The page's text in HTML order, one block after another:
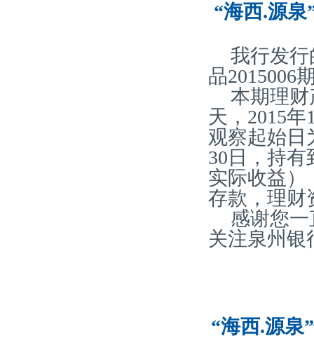
“海西.源泉
我行发行
品2015006
本期理财
天，2015
观察起始日
30日，持有
实际收益）
存款，理财
感谢您
关注泉州银
“海西.源泉